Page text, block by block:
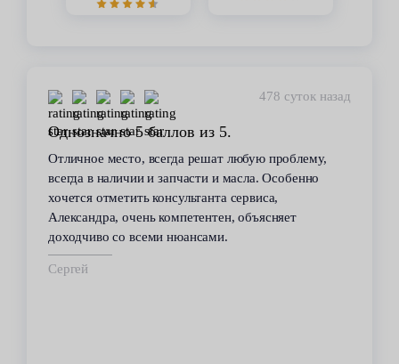
478 суток назад
Однозначно 5 баллов из 5.
Отличное место, всегда решат любую проблему,
всегда в наличии и запчасти и масла. Особенно
хочется отметить консультанта сервиса,
Александра, очень компетентен, объясняет
доходчиво со всеми нюансами.
Сергей